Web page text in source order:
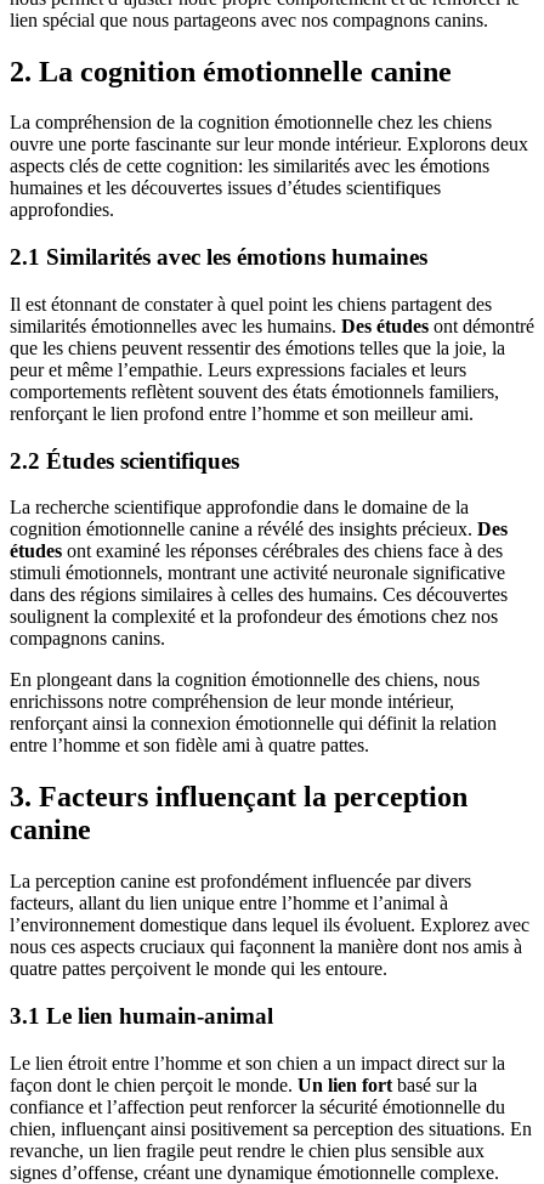
lien spécial que nous partageons avec nos compagnons canins.
2. La cognition émotionnelle canine
La compréhension de la cognition émotionnelle chez les chiens
ouvre une porte fascinante sur leur monde intérieur. Explorons deux
aspects clés de cette cognition: les similarités avec les émotions
humaines et les découvertes issues d’études scientifiques
approfondies.
2.1 Similarités avec les émotions humaines
Il est étonnant de constater à quel point les chiens partagent des
similarités émotionnelles avec les humains. Des études ont démontré
que les chiens peuvent ressentir des émotions telles que la joie, la
peur et même l’empathie. Leurs expressions faciales et leurs
comportements reflètent souvent des états émotionnels familiers,
renforçant le lien profond entre l’homme et son meilleur ami.
2.2 Études scientifiques
La recherche scientifique approfondie dans le domaine de la
cognition émotionnelle canine a révélé des insights précieux. Des
études ont examiné les réponses cérébrales des chiens face à des
stimuli émotionnels, montrant une activité neuronale significative
dans des régions similaires à celles des humains. Ces découvertes
soulignent la complexité et la profondeur des émotions chez nos
compagnons canins.
En plongeant dans la cognition émotionnelle des chiens, nous
enrichissons notre compréhension de leur monde intérieur,
renforçant ainsi la connexion émotionnelle qui définit la relation
entre l’homme et son fidèle ami à quatre pattes.
3. Facteurs influençant la perception
canine
La perception canine est profondément influencée par divers
facteurs, allant du lien unique entre l’homme et l’animal à
l’environnement domestique dans lequel ils évoluent. Explorez avec
nous ces aspects cruciaux qui façonnent la manière dont nos amis à
quatre pattes perçoivent le monde qui les entoure.
3.1 Le lien humain-animal
Le lien étroit entre l’homme et son chien a un impact direct sur la
façon dont le chien perçoit le monde. Un lien fort basé sur la
confiance et l’affection peut renforcer la sécurité émotionnelle du
chien, influençant ainsi positivement sa perception des situations. En
revanche, un lien fragile peut rendre le chien plus sensible aux
signes d’offense, créant une dynamique émotionnelle complexe.